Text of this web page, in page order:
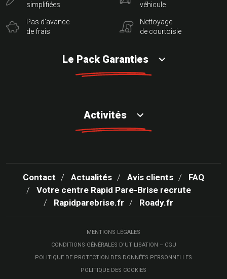
simplifiées
Pas d'avance
de frais
véhicule
Nettoyage
de courtoisie
Le Pack Garanties
Activités
Contact Actualités Avis clients
FAQ
Votre centre Rapid Pare-Brise recrute
Rapidparebrise.fr
Roady.fr
MENTIONS LÉGALES
CONDITIONS GÉNÉRALES D’UTILISATION – CGU
POLITIQUE DE PROTECTION DES DONNÉES PERSONNELLES
POLITIQUE DES COOKIES